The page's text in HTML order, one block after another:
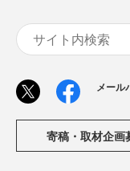
メール
寄稿・取材企画